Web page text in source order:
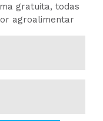
gratuita, todas
agroalimentar